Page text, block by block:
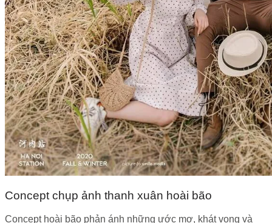
Concept chụp ảnh thanh xuân hoài bão
Concept hoài bão phản ánh những ước mơ, khát vọng và